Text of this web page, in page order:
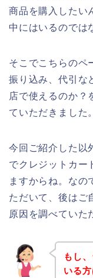
商品を購入したい
中にはいるのでは
そこでこちらのペ
振り込み、代引な
店で使えるのか？
ていただきました。
今回ご紹介した以
でクレジットカー
ますからね。なの
ただいて、後はご
原因を調べていた
もし
いる